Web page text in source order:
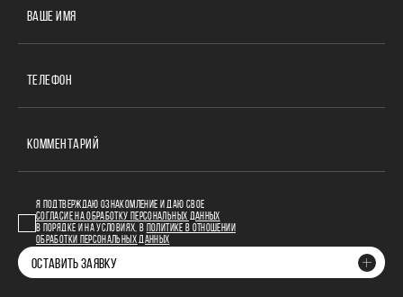
ВАШЕ ИМЯ
ТЕЛЕФОН
КОММЕНТАРИЙ
Я ПОДТВЕРЖДАЮ ОЗНАКОМЛЕНИЕ И ДАЮ СВОЕ
СОГЛАСИЕ НА ОБРАБОТКУ ПЕРСОНАЛЬНЫХ ДАННЫХ
В ПОРЯДКЕ И НА УСЛОВИЯХ, В
ПОЛИТИКЕ В ОТНОШЕНИИ
ОБРАБОТКИ ПЕРСОНАЛЬНЫХ ДАННЫХ
ОСТАВИТЬ ЗАЯВКУ